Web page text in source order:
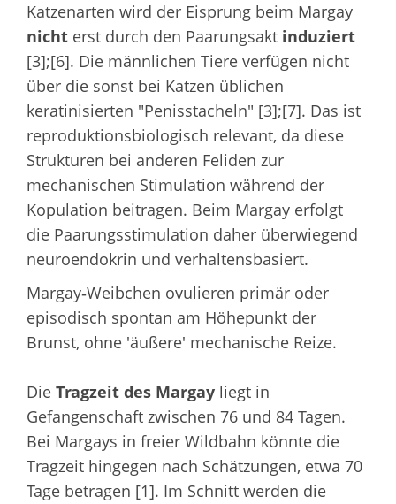
Katzenarten wird der Eisprung beim Margay
nicht erst durch den Paarungsakt induziert
[3];[6]. Die männlichen Tiere verfügen nicht
über die sonst bei Katzen üblichen
keratinisierten "Penisstacheln" [3];[7]. Das ist
reproduktionsbiologisch relevant, da diese
Strukturen bei anderen Feliden zur
mechanischen Stimulation während der
Kopulation beitragen. Beim Margay erfolgt
die Paarungsstimulation daher überwiegend
neuroendokrin und verhaltensbasiert.
Margay‑Weibchen ovulieren primär oder
episodisch spontan am Höhepunkt der
Brunst, ohne 'äußere' mechanische Reize.
Die Tragzeit des Margay liegt in
Gefangenschaft zwischen 76 und 84 Tagen.
Bei Margays in freier Wildbahn könnte die
Tragzeit hingegen nach Schätzungen, etwa 70
Tage betragen [1]. Im Schnitt werden die